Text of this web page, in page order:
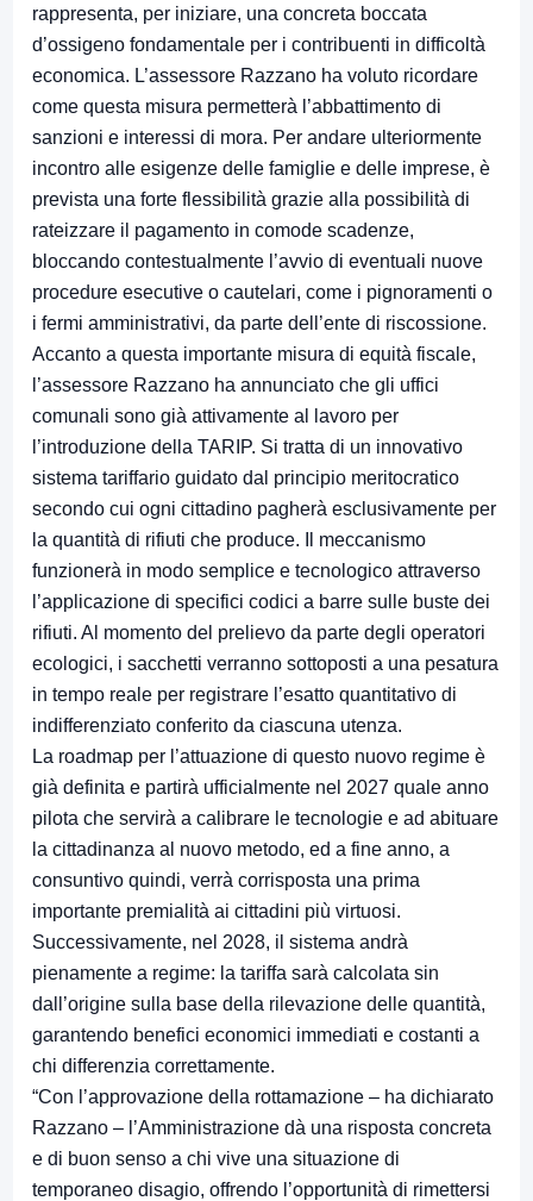
rappresenta, per iniziare, una concreta boccata
d’ossigeno fondamentale per i contribuenti in difficoltà
economica. L’assessore Razzano ha voluto ricordare
come questa misura permetterà l’abbattimento di
sanzioni e interessi di mora. Per andare ulteriormente
incontro alle esigenze delle famiglie e delle imprese, è
prevista una forte flessibilità grazie alla possibilità di
rateizzare il pagamento in comode scadenze,
bloccando contestualmente l’avvio di eventuali nuove
procedure esecutive o cautelari, come i pignoramenti o
i fermi amministrativi, da parte dell’ente di riscossione.
Accanto a questa importante misura di equità fiscale,
l’assessore Razzano ha annunciato che gli uffici
comunali sono già attivamente al lavoro per
l’introduzione della TARIP. Si tratta di un innovativo
sistema tariffario guidato dal principio meritocratico
secondo cui ogni cittadino pagherà esclusivamente per
la quantità di rifiuti che produce. Il meccanismo
funzionerà in modo semplice e tecnologico attraverso
l’applicazione di specifici codici a barre sulle buste dei
rifiuti. Al momento del prelievo da parte degli operatori
ecologici, i sacchetti verranno sottoposti a una pesatura
in tempo reale per registrare l’esatto quantitativo di
indifferenziato conferito da ciascuna utenza.
La roadmap per l’attuazione di questo nuovo regime è
già definita e partirà ufficialmente nel 2027 quale anno
pilota che servirà a calibrare le tecnologie e ad abituare
la cittadinanza al nuovo metodo, ed a fine anno, a
consuntivo quindi, verrà corrisposta una prima
importante premialità ai cittadini più virtuosi.
Successivamente, nel 2028, il sistema andrà
pienamente a regime: la tariffa sarà calcolata sin
dall’origine sulla base della rilevazione delle quantità,
garantendo benefici economici immediati e costanti a
chi differenzia correttamente.
“Con l’approvazione della rottamazione – ha dichiarato
Razzano – l’Amministrazione dà una risposta concreta
e di buon senso a chi vive una situazione di
temporaneo disagio, offrendo l’opportunità di rimettersi